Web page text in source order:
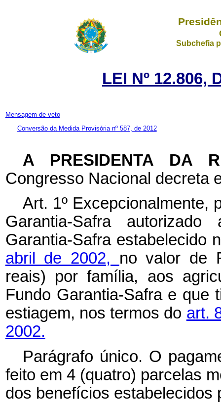
Subchefia
LEI Nº 12.806,
Mensagem de veto
Conversão da Medida Provisória nº 587, de 2012
A PRESIDENTA DA
Congresso Nacional decreta
Art. 1º Excepcionalmente,
Garantia-Safra
Garantia-Safra estabelecido
abril de 2002, no valor de
reais) por família, aos
Fundo Garantia-Safra e que
estiagem, nos termos do art.
2002.
Parágrafo único. O
feito em 4 (quatro) parcelas
dos benefícios estabelecidos